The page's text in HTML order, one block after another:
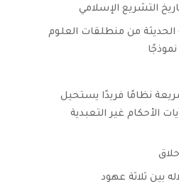
التشريع الإسلامي
الحديثة من منطلقات العلوم
نظامًا فريدًا يستحيل
الأحكام غير التعبدية
بين ثلاثة عهود